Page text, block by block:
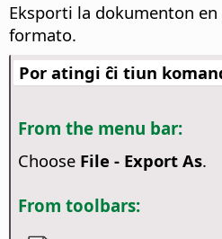
Eksporti la dokumenton en
formato.
Por atingi ĉi tiun
From the menu bar:
Choose File - Export As.
From toolbars: